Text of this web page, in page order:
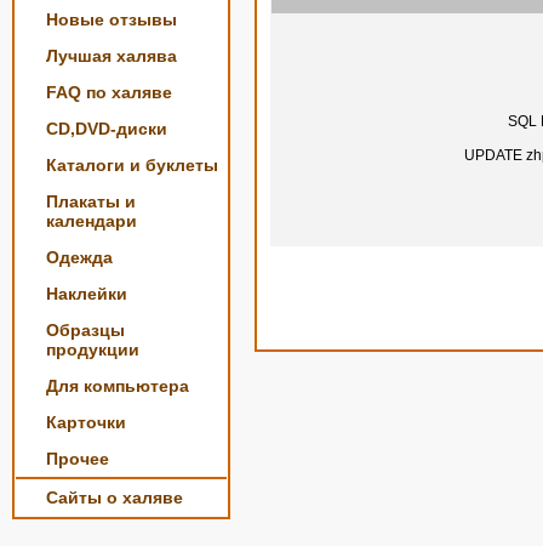
Новые отзывы
Лучшая халява
FAQ по халяве
CD,DVD-диски
Каталоги и буклеты
Плакаты и
календари
Одежда
Наклейки
Образцы
продукции
Для компьютера
Карточки
Прочее
Сайты о халяве
SQL
UPDATE